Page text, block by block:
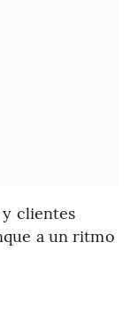
clientes
a un ritmo